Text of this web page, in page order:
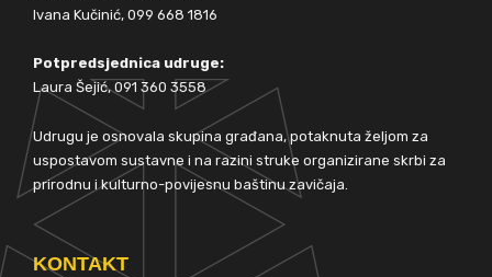
Ivana Kučinić, 099 668 1816
Potpredsjednica udruge:
Laura Šejić, 091 360 3558
Udrugu je osnovala skupina građana, potaknuta željom za
uspostavom sustavne i na razini struke organizirane skrbi za
prirodnu i kulturno-povijesnu baštinu zavičaja.
KONTAKT